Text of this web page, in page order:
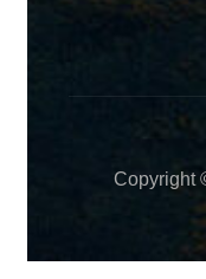
Copyright